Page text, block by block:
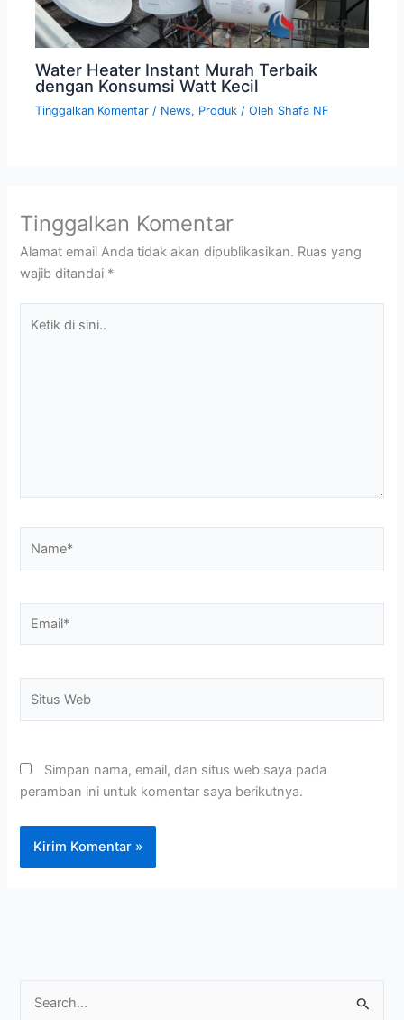
Water Heater Instant Murah Terbaik
dengan Konsumsi Watt Kecil
Tinggalkan Komentar / News, Produk / Oleh Shafa NF
Tinggalkan Komentar
Alamat email Anda tidak akan dipublikasikan. Ruas yang
wajib ditandai *
Web
Simpan nama, email, dan situs web saya pada
peramban ini untuk komentar saya berikutnya.